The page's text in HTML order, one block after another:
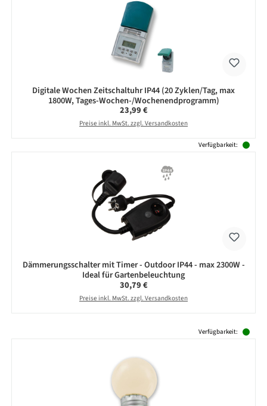
Digitale Wochen Zeitschaltuhr IP44 (20 Zyklen/Tag, max
1800W, Tages-Wochen-/Wochenendprogramm)
Regulärer Preis:
23,99 €
Preise inkl. MwSt. zzgl. Versandkosten
Verfügbarkeit:
Dämmerungsschalter mit Timer - Outdoor IP44 - max 2300W -
Ideal für Gartenbeleuchtung
Regulärer Preis:
30,79 €
Preise inkl. MwSt. zzgl. Versandkosten
Verfügbarkeit: